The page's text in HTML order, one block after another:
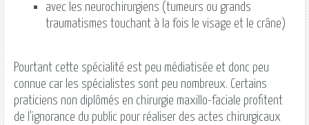
avec les neurochirurgiens (tumeurs ou grands
traumatismes touchant à la fois le visage et le crâne)
Pourtant cette spécialité est peu médiatisée et donc peu
connue car les spécialistes sont peu nombreux. Certains
praticiens non diplômés en chirurgie maxillo-faciale profitent
de l'ignorance du public pour réaliser des actes chirurgicaux